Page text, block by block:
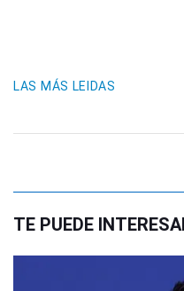
LAS MÁS LEIDAS
TE PUEDE